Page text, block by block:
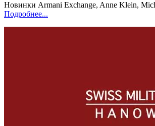
Новинки Armani Exchange, Anne Klein,
Подробнее...